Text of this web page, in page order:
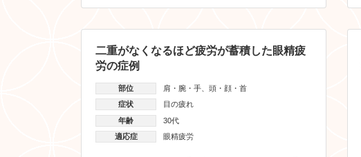
二重がなくなるほど疲労が蓄積した眼精疲
労の症例
部位 肩・腕・手
頭・顔・首
症状
目の疲れ
年齢
30代
適応症
眼精疲労